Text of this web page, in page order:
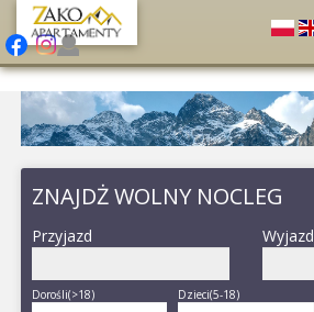
ZNAJDŻ WOLNY NOCLEG
Przyjazd Wyjazd
Dorośli(>18) Dzieci(5-18)